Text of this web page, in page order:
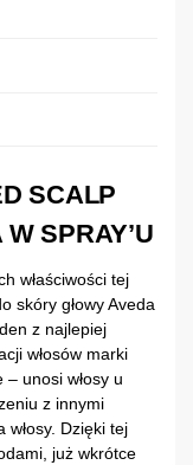
SCALP
SPRAY’U
właściwości tej
skóry głowy Aveda
z najlepiej
włosów marki
unosi włosy u
z innymi
Dzięki tej
już wkrótce